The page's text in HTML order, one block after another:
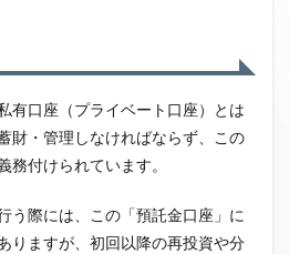
有口座（プライベート口座）とは
財・管理しなければならず、この
務付けられています。
う際には、この「預託金口座」に
りますが、初回以降の再投資や分